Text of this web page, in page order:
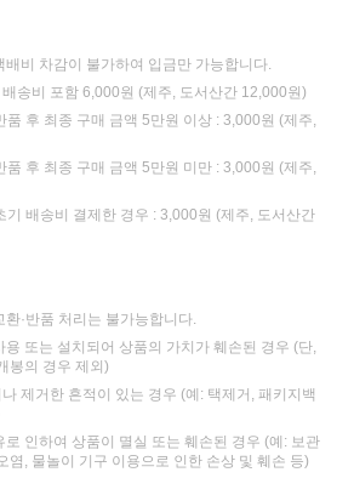
배비 차감이 불가하여 입금만 가능합니다.
송비 포함 6,000원 (제주, 도서산간 12,000원)
품 후 최종 구매 금액 5만원 이상 : 3,000원 (제주,
품 후 최종 구매 금액 5만원 미만 : 3,000원 (제주,
기 배송비 결제한 경우 : 3,000원 (제주, 도서산간
·반품 처리는 불가능합니다.
용 또는 설치되어 상품의 가치가 훼손된 경우 (단,
봉의 경우 제외)
제거한 흔적이 있는 경우 (예: 택제거, 패키지백
로 인하여 상품이 멸실 또는 훼손된 경우 (예: 보관
염, 물놀이 기구 이용으로 인한 손상 및 훼손 등)